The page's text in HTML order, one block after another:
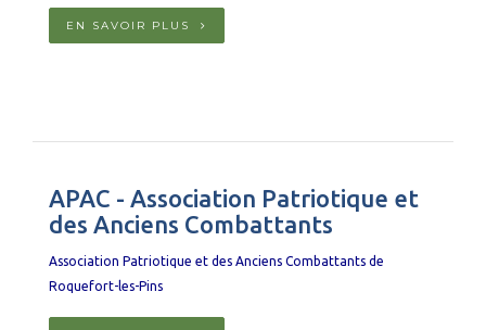
EN SAVOIR PLUS
APAC - Association Patriotique et
des Anciens Combattants
Association Patriotique et des Anciens Combattants de
Roquefort-les-Pins